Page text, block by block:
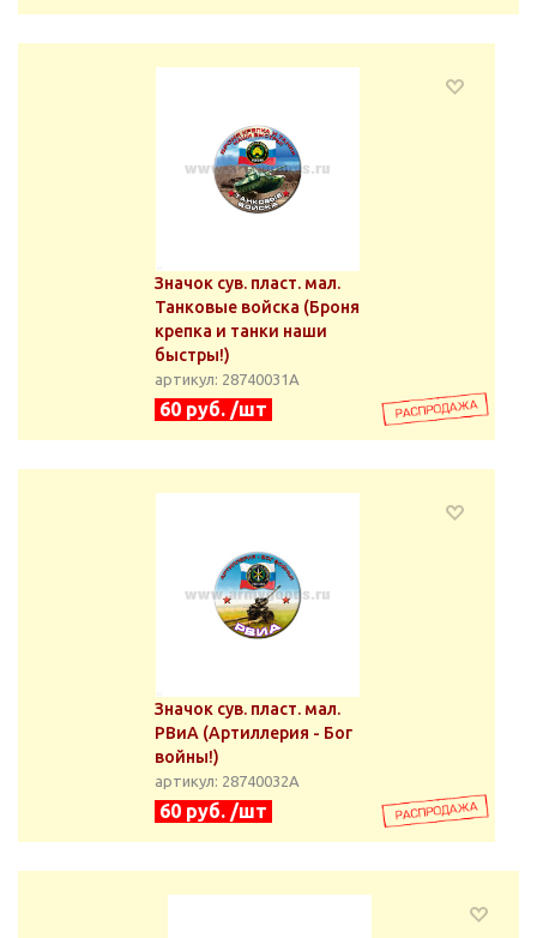
Значок сув. пласт. мал.
Танковые войска (Броня
крепка и танки наши
быстры!)
артикул: 28740031А
60 руб. /шт
Значок сув. пласт. мал.
РВиА (Артиллерия - Бог
войны!)
артикул: 28740032А
60 руб. /шт